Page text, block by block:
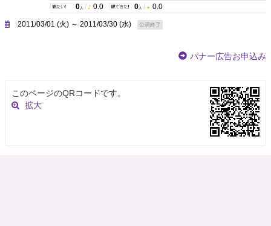
0 人 / 0.0 0 人 / 0.0
2011/03/01 (火) ～ 2011/03/30 (水) 公演終了
バナー広告お申込み
このページのQRコードです。
拡大